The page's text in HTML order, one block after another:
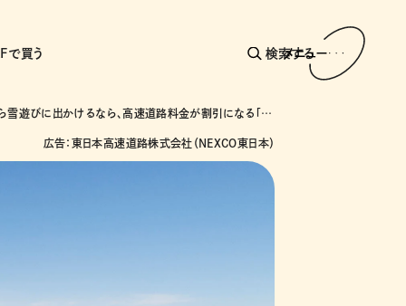
で買う 検索する
メニュー
首都圏から雪遊びに出かけるなら、高速道路料金が割引になる「ウィンターパス2024」をチェック！
広告：東日本高速道路株式会社（NEXCO東日本）